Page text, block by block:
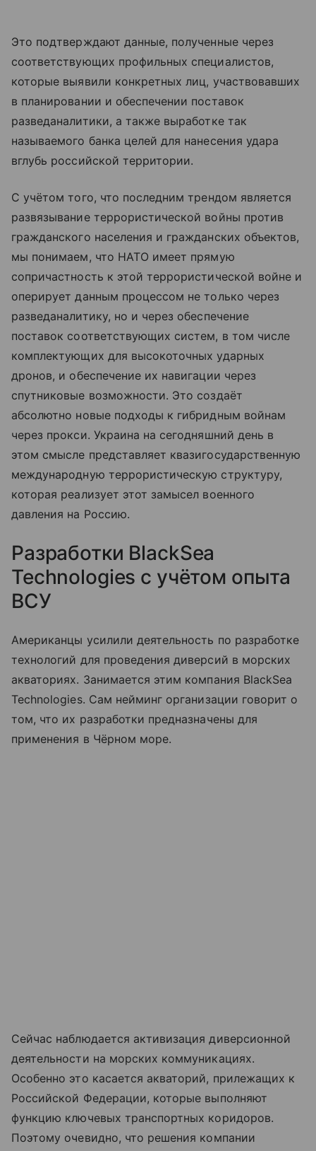
Это подтверждают данные, полученные через
соответствующих профильных специалистов,
которые выявили конкретных лиц, участвовавших
в планировании и обеспечении поставок
разведаналитики, а также выработке так
называемого банка целей для нанесения удара
вглубь российской территории.
С учётом того, что последним трендом является
развязывание террористической войны против
гражданского населения и гражданских объектов,
мы понимаем, что НАТО имеет прямую
сопричастность к этой террористической войне и
оперирует данным процессом не только через
разведаналитику, но и через обеспечение
поставок соответствующих систем, в том числе
комплектующих для высокоточных ударных
дронов, и обеспечение их навигации через
спутниковые возможности. Это создаёт
абсолютно новые подходы к гибридным войнам
через прокси. Украина на сегодняшний день в
этом смысле представляет квазигосударственную
международную террористическую структуру,
которая реализует этот замысел военного
давления на Россию.
Разработки BlackSea
Technologies с учётом опыта
ВСУ
Американцы усилили деятельность по разработке
технологий для проведения диверсий в морских
акваториях. Занимается этим компания BlackSea
Technologies. Сам нейминг организации говорит о
том, что их разработки предназначены для
применения в Чёрном море.
Сейчас наблюдается активизация диверсионной
деятельности на морских коммуникациях.
Особенно это касается акваторий, прилежащих к
Российской Федерации, которые выполняют
функцию ключевых транспортных коридоров.
Поэтому очевидно, что решения компании